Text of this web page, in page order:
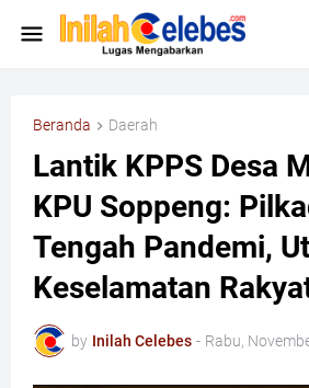
Beranda Daerah
Lantik KPPS Desa
KPU Soppeng:
Tengah Pandemi,
Keselamatan
by Inilah Celebes - Rabu,